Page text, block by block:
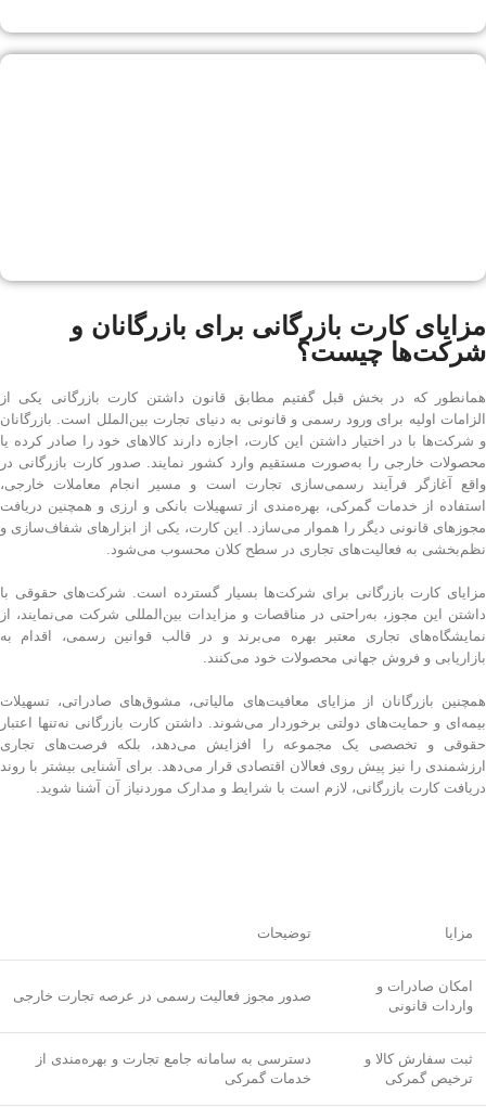
مزایای کارت بازرگانی برای بازرگانان و
شرکت‌ها چیست؟
همانطور که در بخش قبل گفتیم مطابق قانون داشتن کارت بازرگانی یکی از
الزامات اولیه برای ورود رسمی و قانونی به دنیای تجارت بین‌الملل است. بازرگانان
و شرکت‌ها با در اختیار داشتن این کارت، اجازه دارند کالاهای خود را صادر کرده یا
محصولات خارجی را به‌صورت مستقیم وارد کشور نمایند. صدور کارت بازرگانی در
واقع آغازگر فرآیند رسمی‌سازی تجارت است و مسیر انجام معاملات خارجی،
استفاده از خدمات گمرکی، بهره‌مندی از تسهیلات بانکی و ارزی و همچنین دریافت
مجوزهای قانونی دیگر را هموار می‌سازد. این کارت، یکی از ابزارهای شفاف‌سازی و
نظم‌بخشی به فعالیت‌های تجاری در سطح کلان محسوب می‌شود.
مزایای کارت بازرگانی برای شرکت‌ها بسیار گسترده است. شرکت‌های حقوقی با
داشتن این مجوز، به‌راحتی در مناقصات و مزایدات بین‌المللی شرکت می‌نمایند، از
نمایشگاه‌های تجاری معتبر بهره می‌برند و در قالب قوانین رسمی، اقدام به
بازاریابی و فروش جهانی محصولات خود می‌کنند.
همچنین بازرگانان از مزایای معافیت‌های مالیاتی، مشوق‌های صادراتی، تسهیلات
بیمه‌ای و حمایت‌های دولتی برخوردار می‌شوند. داشتن کارت بازرگانی نه‌تنها اعتبار
حقوقی و تخصصی یک مجموعه را افزایش می‌دهد، بلکه فرصت‌های تجاری
ارزشمندی را نیز پیش روی فعالان اقتصادی قرار می‌دهد. برای آشنایی بیشتر با روند
دریافت کارت بازرگانی، لازم است با شرایط و مدارک موردنیاز آن آشنا شوید.
مزایا توضیحات
امکان صادرات و
واردات قانونی
صدور مجوز فعالیت رسمی در عرصه تجارت خارجی
ثبت سفارش کالا و
ترخیص گمرکی
دسترسی به سامانه جامع تجارت و بهره‌مندی از
خدمات گمرکی